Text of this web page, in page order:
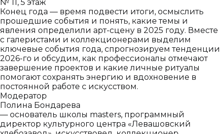
№ 11, 5 этаж
Конец года — время подвести итоги, осмыслить
прошедшие события и понять, какие темы и
явления определили арт-сцену в 2025 году. Вместе
с галеристами и коллекционерами выделим
ключевые события года, спрогнозируем тенденции
2026-го и обсудим, как профессионалы отмечают
завершение проектов и какие личные ритуалы
помогают сохранять энергию и вдохновение в
постоянной работе с искусством.
Модератор
Полина Бондарева
— основатель школы masters, программный
директор культурного центра «Левашовский